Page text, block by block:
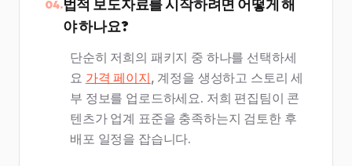
04.법적 보도자료를 시작하려면 어떻게 해
야 하나요?
단순히 저희의 패키지 중 하나를 선택하세
요 가격 페이지, 계정을 생성하고 스토리 세
부 정보를 업로드하세요. 저희 편집팀이 콘
텐츠가 업계 표준을 충족하는지 검토한 후
배포 일정을 잡습니다.